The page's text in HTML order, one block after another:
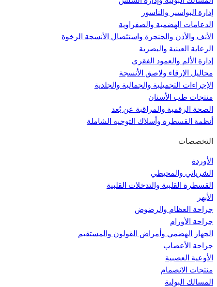
إدارة البواسير والناسور
الدعامات الهضمية والصفراوية
الأنف والأذن والحنجرة واستئصال الأنسجة الرخوة
الرعاية العينية والبصرية
إدارة الألم والعمود الفقري
محاليل الإرقاء ولاصق الأنسجة
الإجراءات التجميلية والجمالية والجلدية
منتجات طب الأسنان
الصحة الرقمية والمراقبة عن بُعد
أنظمة القسطرة وأسلاك التوجيه الشاملة
التخصصات
الأوردة
الشرياني والمحيطي
القسطرة القلبية والتدخلات القلبية
الأبهر
جراحة العظام والرضوض
جراحة الأورام
الجهاز الهضمي وأمراض القولون والمستقيم
جراحة الأعصاب
الأوعية العصبية
منتجات الانصمام
المسالك البولية